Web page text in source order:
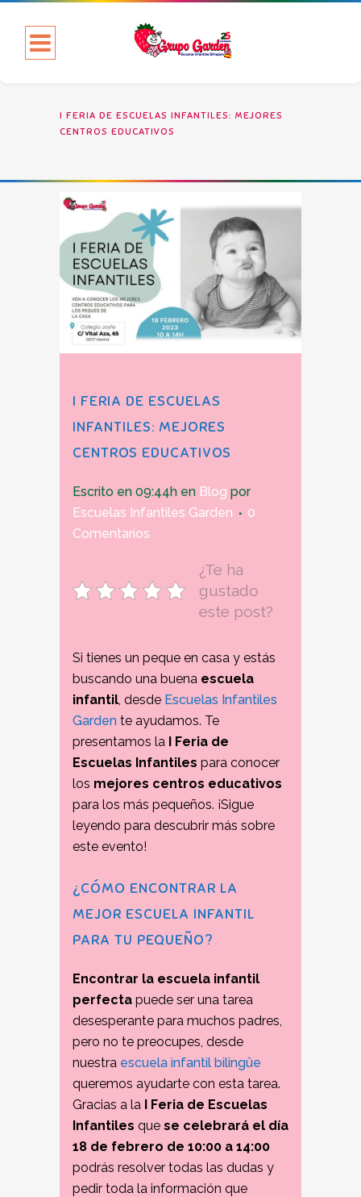
I FERIA DE ESCUELAS INFANTILES: MEJORES
CENTROS EDUCATIVOS
I FERIA DE ESCUELAS
INFANTILES: MEJORES
CENTROS EDUCATIVOS
Escrito en 09:44h en Blog por
Escuelas Infantiles Garden
0
Comentarios
¿Te ha
gustado
este post?
Si tienes un peque en casa y estás
buscando una buena escuela
infantil, desde Escuelas Infantiles
Garden te ayudamos. Te
presentamos la I Feria de
Escuelas Infantiles para conocer
los mejores centros educativos
para los más pequeños. ¡Sigue
leyendo para descubrir más sobre
este evento!
¿CÓMO ENCONTRAR LA
MEJOR ESCUELA INFANTIL
PARA TU PEQUEÑO?
Encontrar la escuela infantil
perfecta puede ser una tarea
desesperante para muchos padres,
pero no te preocupes, desde
nuestra escuela infantil bilingüe
queremos ayudarte con esta tarea.
Gracias a la I Feria de Escuelas
Infantiles que se celebrará el día
18 de febrero de 10:00 a 14:00
podrás resolver todas las dudas y
pedir toda la información que